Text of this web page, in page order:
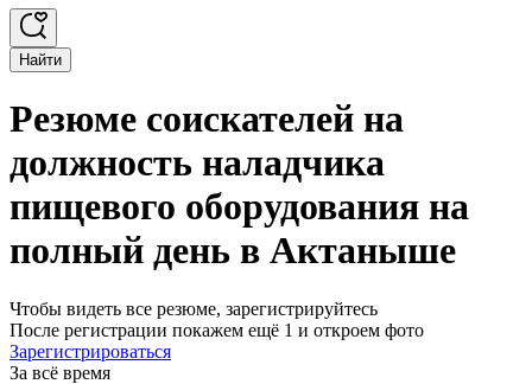
Найти
Резюме соискателей на
должность наладчика
пищевого оборудования на
полный день в Актаныше
Чтобы видеть все резюме, зарегистрируйтесь
После регистрации покажем ещё 1 и откроем фото
Зарегистрироваться
За всё время